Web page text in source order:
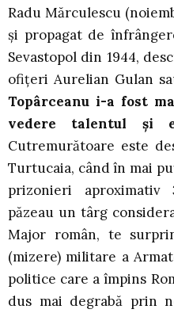
Radu Mărculescu
şi propagat de
Sevastopol din 1944,
ofiţeri Aurelian Gulan
Topârceanu i-a fost
vedere talentul şi
Cutremurătoare este
Turtucaia, când în mai
prizonieri
păzeau un târg
Major român, te
(mizere) militare a
politice care a împins
dus mai degrabă prin